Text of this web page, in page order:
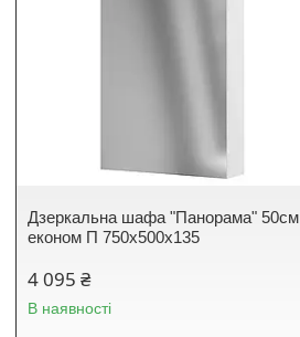
Дзеркальна шафа "Панорама" 50см
економ П 750х500х135
4 095 ₴
В наявності